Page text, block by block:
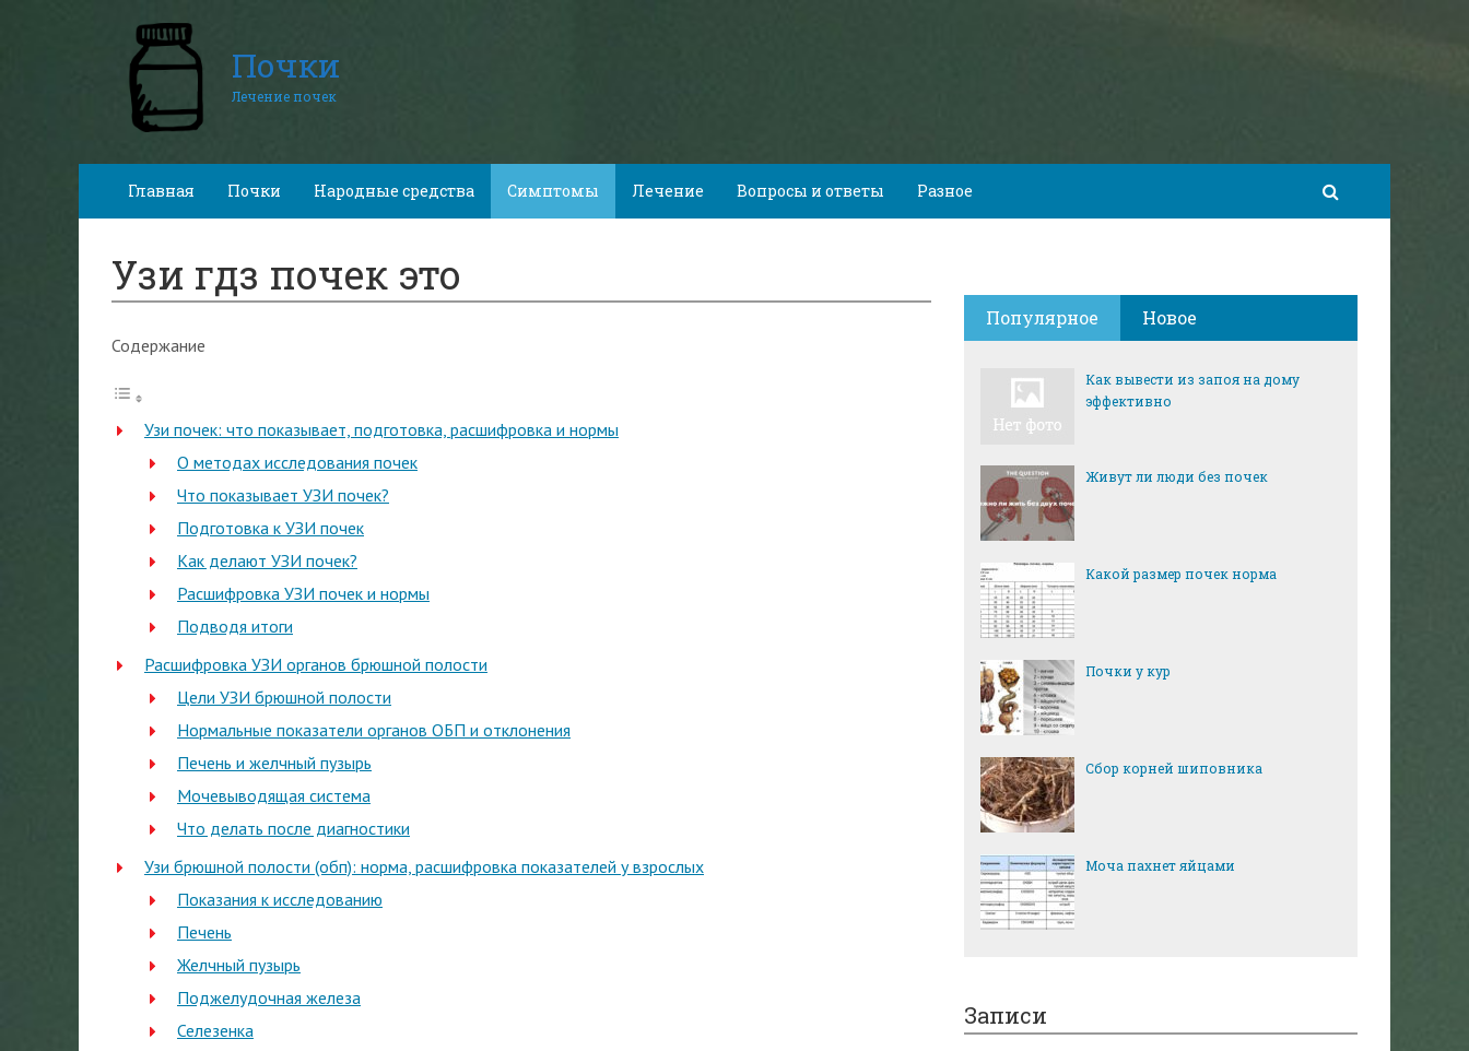
Почки
Лечение почек
Главная Почки Народные средства Симптомы Лечение Вопросы и ответы Разное
Узи гдз почек это
Содержание
Узи почек: что показывает, подготовка, расшифровка и нормы
О методах исследования почек
Что показывает УЗИ почек?
Подготовка к УЗИ почек
Как делают УЗИ почек?
Расшифровка УЗИ почек и нормы
Подводя итоги
Расшифровка УЗИ органов брюшной полости
Цели УЗИ брюшной полости
Нормальные показатели органов ОБП и отклонения
Печень и желчный пузырь
Мочевыводящая система
Что делать после диагностики
Узи брюшной полости (обп): норма, расшифровка показателей у взрослых
Показания к исследованию
Печень
Желчный пузырь
Поджелудочная железа
Селезенка
Популярное Новое
Как вывести из запоя на дому
эффективно
Живут ли люди без почек
Какой размер почек норма
Почки у кур
Сбор корней шиповника
Моча пахнет яйцами
Записи